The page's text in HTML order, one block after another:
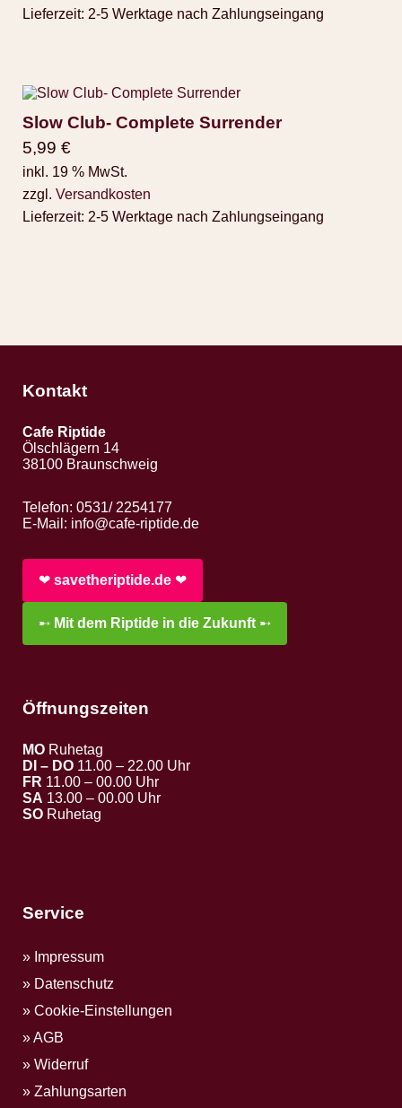
Lieferzeit: 2-5 Werktage nach Zahlungseingang
Slow Club- Complete Surrender
5,99 €
inkl. 19 % MwSt.
zzgl. Versandkosten
Lieferzeit: 2-5 Werktage nach Zahlungseingang
Kontakt
Cafe Riptide
Ölschlägern 14
38100 Braunschweig
Telefon: 0531/ 2254177
E-Mail: info@cafe-riptide.de
❤︎ savetheriptide.de ❤︎
➸ Mit dem Riptide in die Zukunft ➸
Öffnungszeiten
MO Ruhetag
DI – DO 11.00 – 22.00 Uhr
FR 11.00 – 00.00 Uhr
SA 13.00 – 00.00 Uhr
SO Ruhetag
Service
Impressum
Datenschutz
Cookie-Einstellungen
AGB
Widerruf
Zahlungsarten